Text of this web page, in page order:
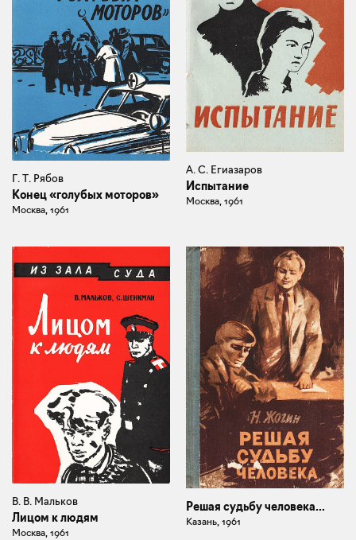
Г. Т. Рябов
Конец «голубых моторов»
Москва, 1961
А. С. Егиазаров
Испытание
Москва, 1961
В. В. Мальков
Лицом к людям
Москва, 1961
Решая судьбу человека...
Казань, 1961